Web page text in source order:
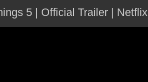
5 | Official Trailer | Netflix